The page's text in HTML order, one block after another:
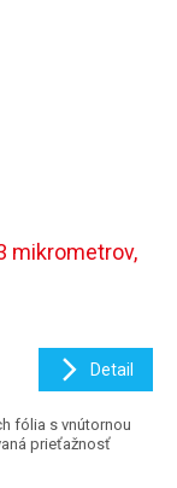
mikrometrov,
Detail
fólia s vnútornou
prieťažnosť